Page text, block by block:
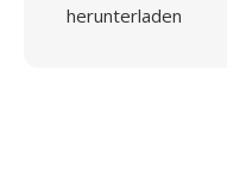
herunterladen